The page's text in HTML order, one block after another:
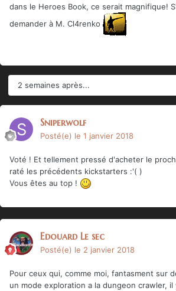
dans le Heroes Book, ce serait magnifique!
demander à M. Cl4renko
2 semaines après...
Sniperwolf
Posté(e) le 1 janvier 2018
Voté ! Et tellement pressé d'acheter le
raté les précédents kickstarters :'( )
Vous êtes au top !
Edouard Le sec
Posté(e) le 2 janvier 2018
Pour ceux qui, comme moi, fantasment sur
un mode exploration a la dungeon crawler, il